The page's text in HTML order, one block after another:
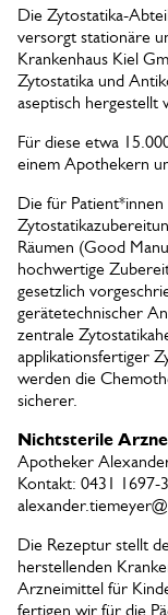
Die Zytostatika-
versorgt stationäre
Krankenhaus Kiel
Zytostatika und
aseptisch hergestellt
Für diese etwa
einem Apothekern
Die für
Räumen (Good
hochwertige
gesetzlich
gerätetechnischer
zentrale
applikationsfertiger
werden die
sicherer.
Nichtsterile
Apotheker
Kontakt: 0431 1697-
Die Rezeptur stellt
herstellenden
Arzneimittel für
fertigen wir für die